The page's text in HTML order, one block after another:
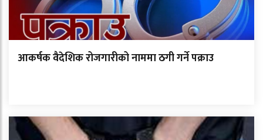
आकर्षक वैदेशिक रोजगारीको नाममा ठगी गर्ने पक्राउ